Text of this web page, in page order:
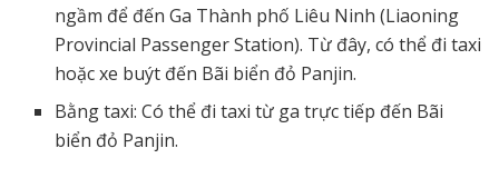
ngầm để đến Ga Thành phố Liêu Ninh (Liaoning
Provincial Passenger Station). Từ đây, có thể đi taxi
hoặc xe buýt đến Bãi biển đỏ Panjin.
Bằng taxi: Có thể đi taxi từ ga trực tiếp đến Bãi
biển đỏ Panjin.